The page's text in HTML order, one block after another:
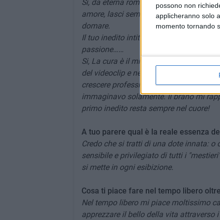
possono non
applicheranno solo
momento tornando
Si, da eterna romantica credo che
amore, lasci sempre qualcosa. Si
domare.
Il tuo inedito intitolato "La Cura per me"
passione……
Si, La cura è il mio primo singolo.
del videoclip e nella registrazione in
crescere professionalmente e di
immaginavo solamente. Il brano mi
primo inedito resta sempre nel cuore!
A tuo parere qual è la reale essenza
Credo che si tratti di una dote innata:
sensibile e privilegiato di tutti i
si mette in ogni esibizione.
Cosa ti piace fare nel tempo libero
Nel tempo libero mi piace moltissimo
apprezzare il bello della vita attraverso